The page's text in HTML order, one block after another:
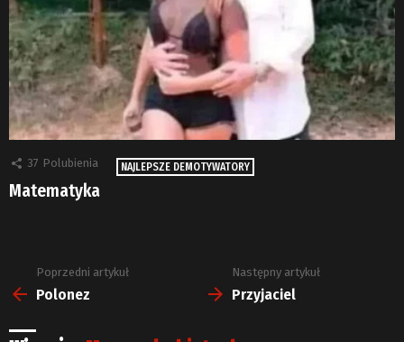
37 Polubienia NAJLEPSZE DEMOTYWATORY
Matematyka
Zobacz
więcej
Poprzedni artykuł
Polonez
Następny artykuł
Przyjaciel